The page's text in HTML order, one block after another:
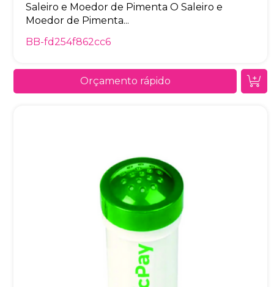
Saleiro e Moedor de Pimenta O Saleiro e
Moedor de Pimenta...
BB-fd254f862cc6
Orçamento rápido